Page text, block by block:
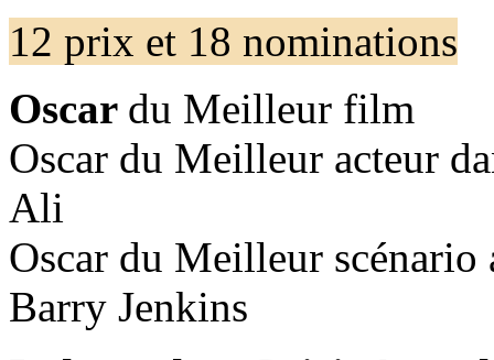
12 prix et 18 nominations
Oscar du Meilleur film
Oscar du Meilleur acteur
Ali
Oscar du Meilleur
Barry Jenkins